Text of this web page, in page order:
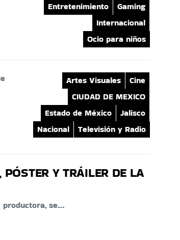
Entretenimiento
Gaming
Internacional
Ocio para niños
Artes Visuales
Cine
CIUDAD DE MEXICO
Estado de México
Jalisco
Nacional
Televisión y Radio
Y TRÁILER DE LA
productora, se…